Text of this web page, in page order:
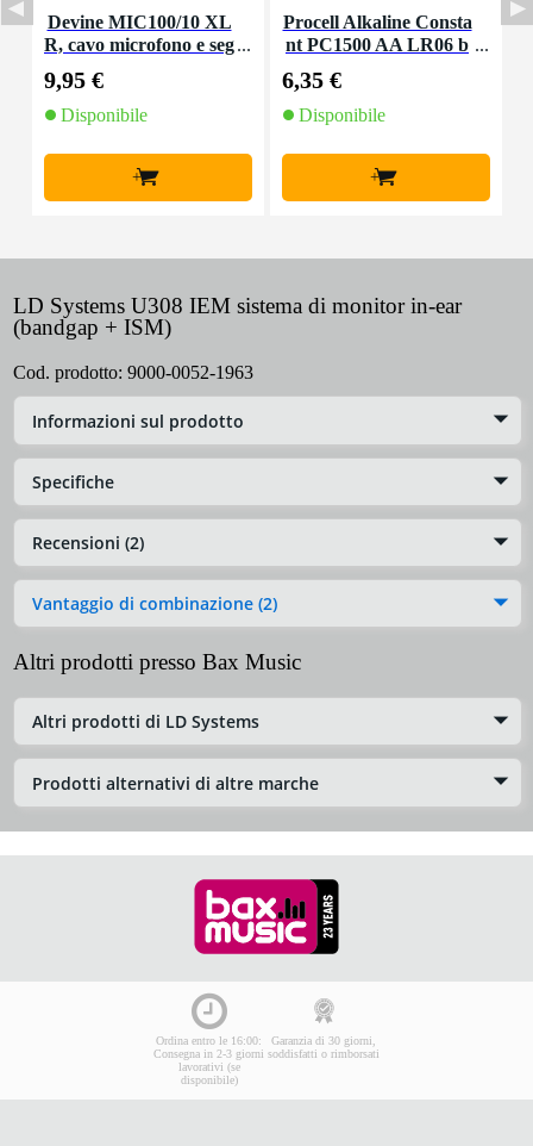
Devine MIC100/10 XL
R, cavo microfono e seg
9,95 €
Disponibile
+
Procell Alkaline Consta
nt PC1500 AA LR06 b
6,35 €
Disponibile
+
LD Systems U308 IEM sistema di monitor in-ear
(bandgap + ISM)
Cod. prodotto: 9000-0052-1963
Informazioni sul prodotto
Specifiche
Recensioni (2)
Vantaggio di combinazione (2)
Altri prodotti presso Bax Music
Altri prodotti di LD Systems
Prodotti alternativi di altre marche
Ordina entro le 16:00:
Consegna in 2-3 giorni
lavorativi (se
disponibile)
Garanzia di 30 giorni,
soddisfatti o rimborsati